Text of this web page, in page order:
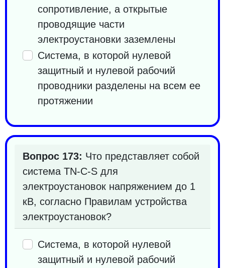
сопротивление, а открытые
проводящие части
электроустановки заземлены
Система, в которой нулевой
защитный и нулевой рабочий
проводники разделены на всем ее
протяжении
Вопрос 173: Что представляет собой
система TN-C-S для
электроустановок напряжением до 1
кВ, согласно Правилам устройства
электроустановок?
Система, в которой нулевой
защитный и нулевой рабочий